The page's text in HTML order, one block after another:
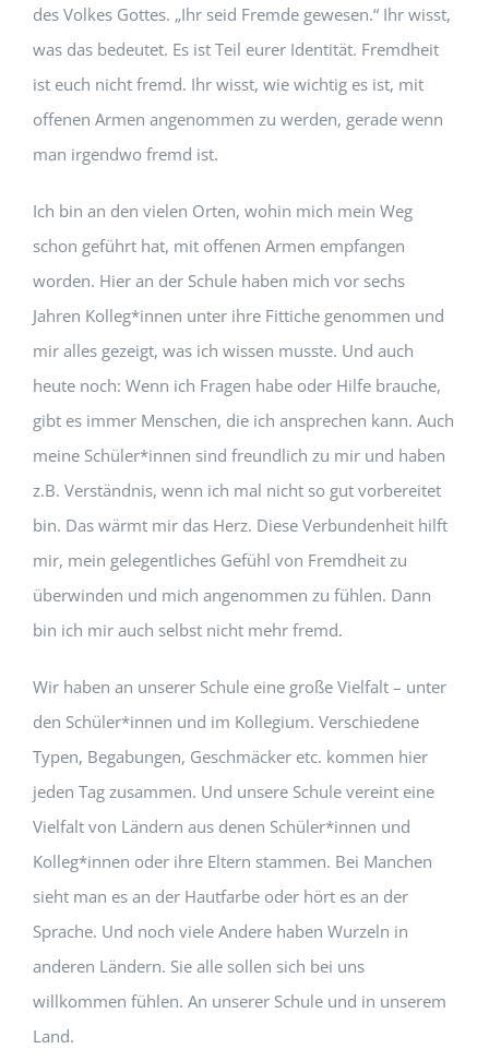
des Volkes Gottes. „Ihr seid Fremde gewesen.“ Ihr wisst,
was das bedeutet. Es ist Teil eurer Identität. Fremdheit
ist euch nicht fremd. Ihr wisst, wie wichtig es ist, mit
offenen Armen angenommen zu werden, gerade wenn
man irgendwo fremd ist.
Ich bin an den vielen Orten, wohin mich mein Weg
schon geführt hat, mit offenen Armen empfangen
worden. Hier an der Schule haben mich vor sechs
Jahren Kolleg*innen unter ihre Fittiche genommen und
mir alles gezeigt, was ich wissen musste. Und auch
heute noch: Wenn ich Fragen habe oder Hilfe brauche,
gibt es immer Menschen, die ich ansprechen kann. Auch
meine Schüler*innen sind freundlich zu mir und haben
z.B. Verständnis, wenn ich mal nicht so gut vorbereitet
bin. Das wärmt mir das Herz. Diese Verbundenheit hilft
mir, mein gelegentliches Gefühl von Fremdheit zu
überwinden und mich angenommen zu fühlen. Dann
bin ich mir auch selbst nicht mehr fremd.
Wir haben an unserer Schule eine große Vielfalt – unter
den Schüler*innen und im Kollegium. Verschiedene
Typen, Begabungen, Geschmäcker etc. kommen hier
jeden Tag zusammen. Und unsere Schule vereint eine
Vielfalt von Ländern aus denen Schüler*innen und
Kolleg*innen oder ihre Eltern stammen. Bei Manchen
sieht man es an der Hautfarbe oder hört es an der
Sprache. Und noch viele Andere haben Wurzeln in
anderen Ländern. Sie alle sollen sich bei uns
willkommen fühlen. An unserer Schule und in unserem
Land.